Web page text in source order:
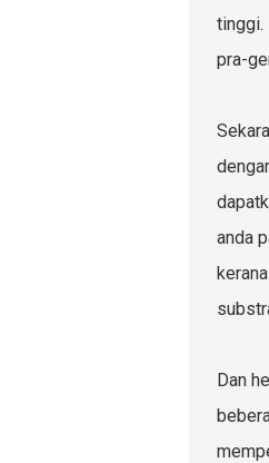
tinggi.
pra-
anda
Dan